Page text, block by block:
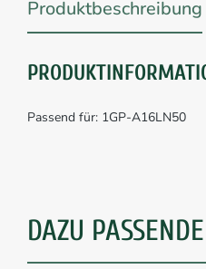
Produktbeschreibung
Passend für: 1GP-A16LN50
DAZU